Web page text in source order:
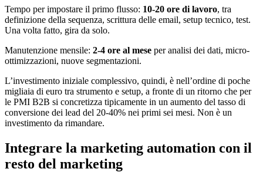
Tempo per impostare il primo flusso: 10-20 ore di lavoro, tra
definizione della sequenza, scrittura delle email, setup tecnico, test.
Una volta fatto, gira da solo.
Manutenzione mensile: 2-4 ore al mese per analisi dei dati, micro-
ottimizzazioni, nuove segmentazioni.
L’investimento iniziale complessivo, quindi, è nell’ordine di poche
migliaia di euro tra strumento e setup, a fronte di un ritorno che per
le PMI B2B si concretizza tipicamente in un aumento del tasso di
conversione dei lead del 20-40% nei primi sei mesi. Non è un
investimento da rimandare.
Integrare la marketing automation con il
resto del marketing